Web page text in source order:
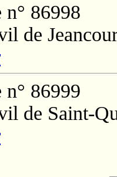
n° 86998
de
n° 86999
de Saint-